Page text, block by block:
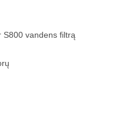
S800 vandens filtrą